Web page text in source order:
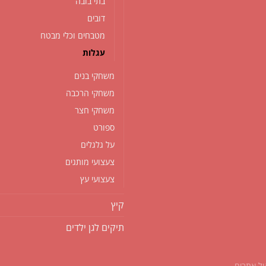
דובים
מטבחים וכלי מבטח
עגלות
משחקי בנים
משחקי הרכבה
משחקי חצר
ספורט
על גלגלים
צעצועי מותגים
צעצועי עץ
קיץ
תיקים לגן ילדים